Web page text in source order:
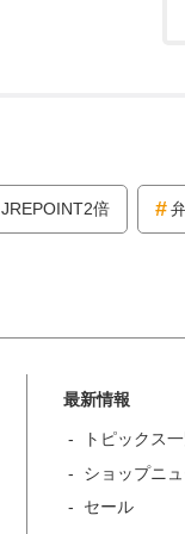
JREPOINT2倍
最新情報
トピックス
ショップニ
セール